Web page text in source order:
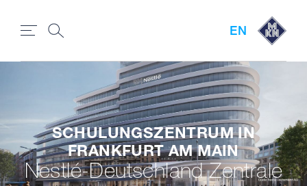
EN
SCHULUNGSZENTRUM IN
FRANKFURT AM MAIN
Nestlé-Deutschland Zentrale